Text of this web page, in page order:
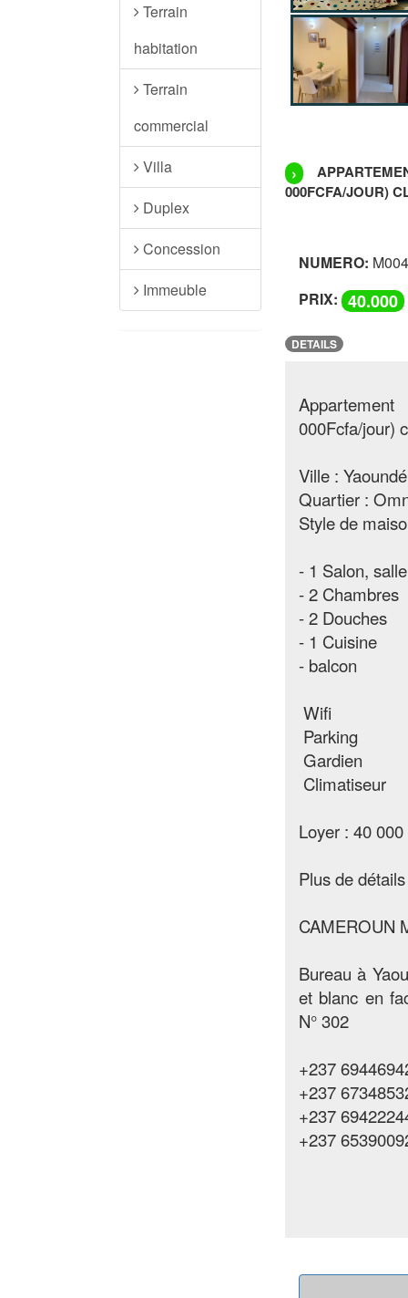
Terrain
habitation
Terrain
commercial
Villa
Duplex
Concession
Immeuble
›
000FCFA/JOUR)
NUMERO:
PRIX: 40.000
DETAILS
000Fcfa/jour)
Ville : Yaoundé
Quartier :
Style de
- 1 Salon,
- 2 Chambres
- 2 Douches
- 1 Cuisine
- balcon
Wifi
Parking
Gardien
Climatiseur
Loyer : 40
Plus de
CAMEROUN
Bureau à
et blanc en
N° 302
+237
+237
+237
+237